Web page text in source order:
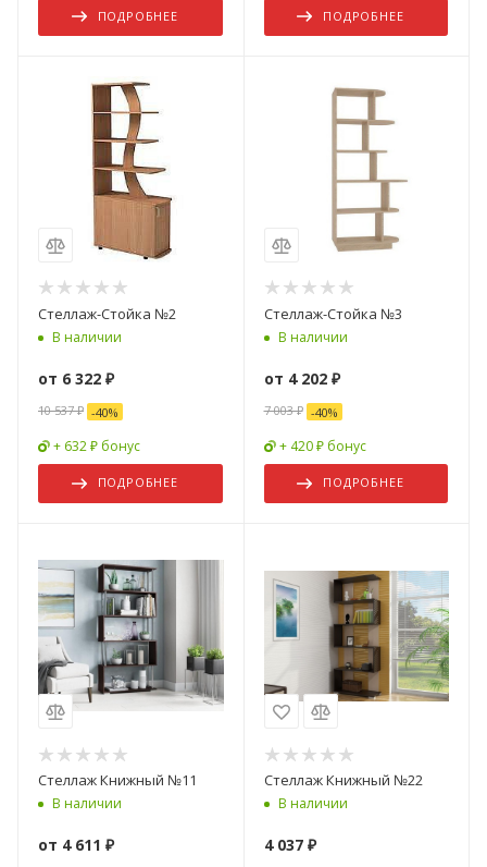
ПОДРОБНЕЕ ПОДРОБНЕЕ
Стеллаж-Стойка №2
В наличии
от 6 322 ₽
10 537 ₽ -40%
+ 632 ₽ бонус
ПОДРОБНЕЕ
Стеллаж-Стойка №3
В наличии
от 4 202 ₽
7 003 ₽ -40%
+ 420 ₽ бонус
ПОДРОБНЕЕ
Стеллаж Книжный №11
В наличии
от 4 611 ₽
Стеллаж Книжный №22
В наличии
4 037₽